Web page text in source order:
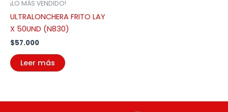
¡LO MÁS VENDIDO!
ULTRALONCHERA FRITO LAY
X 50UND (N830)
$57.000
Leer más